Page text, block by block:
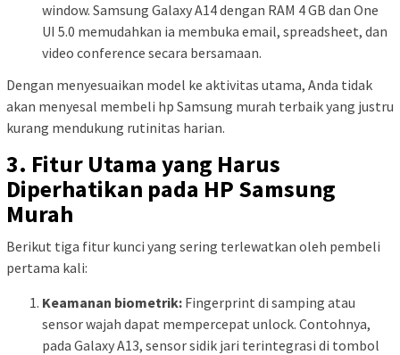
window. Samsung Galaxy A14 dengan RAM 4 GB dan One
UI 5.0 memudahkan ia membuka email, spreadsheet, dan
video conference secara bersamaan.
Dengan menyesuaikan model ke aktivitas utama, Anda tidak
akan menyesal membeli hp Samsung murah terbaik yang justru
kurang mendukung rutinitas harian.
3. Fitur Utama yang Harus
Diperhatikan pada HP Samsung
Murah
Berikut tiga fitur kunci yang sering terlewatkan oleh pembeli
pertama kali:
Keamanan biometrik: Fingerprint di samping atau
sensor wajah dapat mempercepat unlock. Contohnya,
pada Galaxy A13, sensor sidik jari terintegrasi di tombol